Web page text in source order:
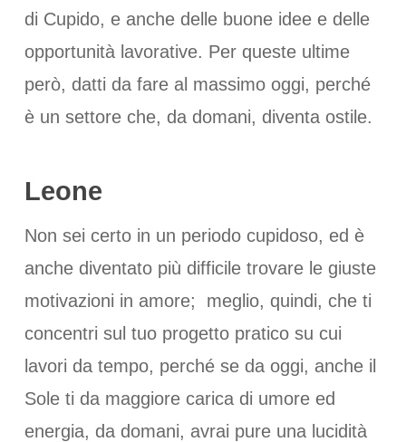
di Cupido, e anche delle buone idee e delle
opportunità lavorative. Per queste ultime
però, datti da fare al massimo oggi, perché
è un settore che, da domani, diventa ostile.
Leone
Non sei certo in un periodo cupidoso, ed è
anche diventato più difficile trovare le giuste
motivazioni in amore; meglio, quindi, che ti
concentri sul tuo progetto pratico su cui
lavori da tempo, perché se da oggi, anche il
Sole ti da maggiore carica di umore ed
energia, da domani, avrai pure una lucidità